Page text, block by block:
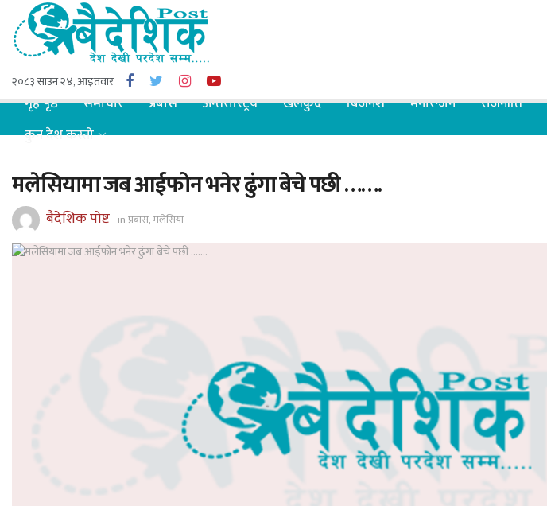
२०८३ साउन २४, आइतवार
गृह पृष्ठ समाचार प्रबास अन्तरास्ट्रिय खेलकुद बिजनेश मनोरन्जन राजनीति
कुन देश कस्तो
मलेसियामा जब आईफोन भनेर ढुंगा बेचे पछी …….
बैदेशिक पोष्ट inप्रबास,मलेसिया